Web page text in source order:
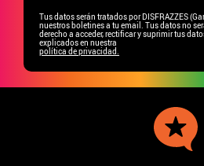
Tus datos serán tratados por DISFRAZZES
nuestros boletines a tu email. Tus datos no
derecho a acceder, rectificar y suprimir tus
explicados en nuestra
política de privacidad.